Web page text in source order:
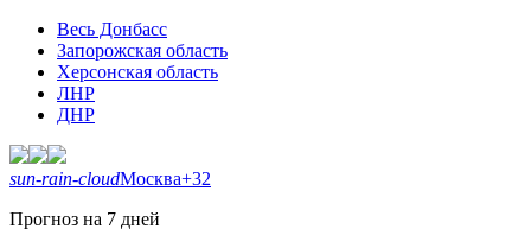
Весь Донбасс
Запорожская область
Херсонская область
ЛНР
ДНР
sun-rain-cloudМосква+32
Прогноз на 7 дней